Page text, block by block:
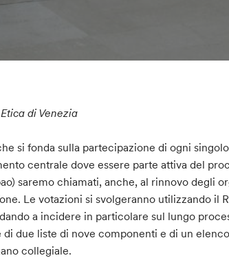
di Venezia
si fonda sulla partecipazione di ogni
centrale dove essere parte attiva del
saremo chiamati, anche, al rinnovo degli
Le votazioni si svolgeranno utilizzando il
a incidere in particolare sul lungo
due liste di nove componenti e di un
collegiale.